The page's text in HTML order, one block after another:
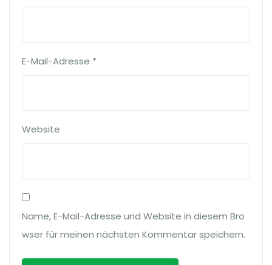
E-Mail-Adresse *
Website
Name, E-Mail-Adresse und Website in diesem Bro
wser für meinen nächsten Kommentar speichern.